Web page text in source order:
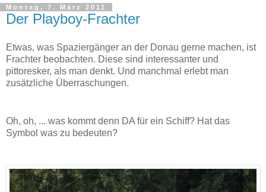
Montag, 7. März 2011
Der Playboy-Frachter
Etwas, was Spaziergänger an der Donau gerne machen, ist
Frachter beobachten. Diese sind interessanter und
pittoresker, als man denkt. Und manchmal erlebt man
zusätzliche Überraschungen.
Oh, oh, ... was kommt denn DA für ein Schiff? Hat das
Symbol was zu bedeuten?